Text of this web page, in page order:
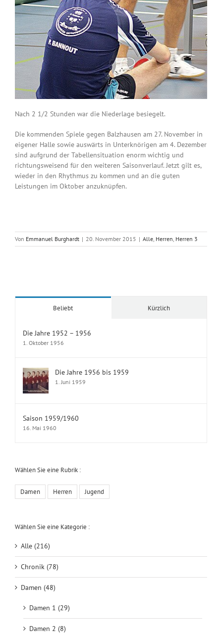
Nach 2 1/2 Stunden war die Niederlage besiegelt.
Die kommenden Spiele gegen Balzhausen am 27. November in
eigener Halle sowie auswärts in Unterknörigen am 4. Dezember
sind aufgrund der Tabellensituation enorm wichtig und
richtungsweisend für den weiteren Saisonverlauf. Jetzt gilt es,
wieder in den Rhythmus zu kommen und an die guten
Leistungen im Oktober anzuknüpfen.
Von Emmanuel Burghardt | 20. November 2015 | Alle, Herren, Herren 3
Beliebt Kürzlich
Die Jahre 1952 – 1956
1. Oktober 1956
Die Jahre 1956 bis 1959
1. Juni 1959
Saison 1959/1960
16. Mai 1960
Wählen Sie eine Rubrik :
Damen Herren Jugend
Wählen Sie eine Kategorie :
Alle (216)
Chronik (78)
Damen (48)
Damen 1 (29)
Damen 2 (8)